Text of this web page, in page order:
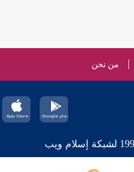
من نحن